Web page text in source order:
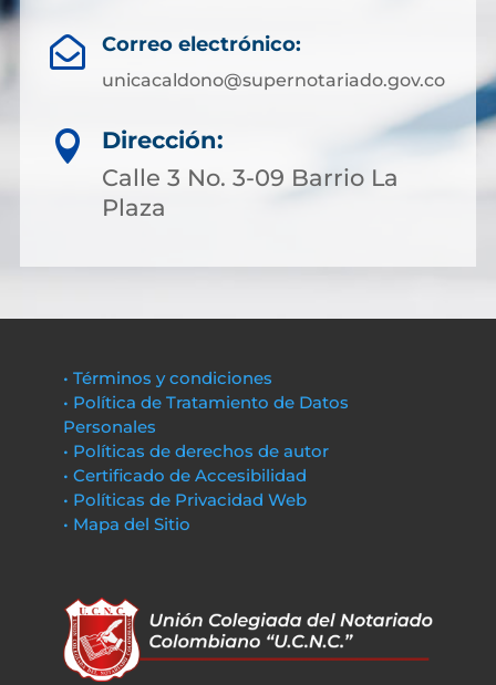
 Correo electrónico:
unicacaldono@supernotariado.gov.co

Dirección:
Calle 3 No. 3-09 Barrio La
Plaza
• Términos y condiciones
• Política de Tratamiento de Datos
Personales
• Políticas de derechos de autor
• Certificado de Accesibilidad
• Políticas de Privacidad Web
• Mapa del Sitio